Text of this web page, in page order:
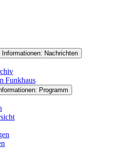
Informationen: Nachrichten
Funkhaus
Programm